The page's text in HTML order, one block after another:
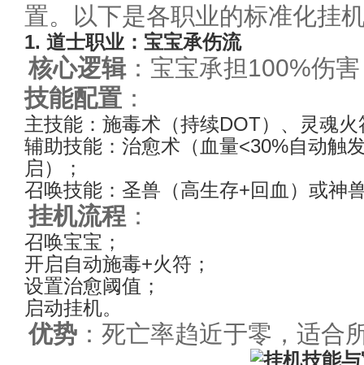
置。以下是各职业的标准化挂
1. 道士职业：宝宝承伤流
核心逻辑：宝宝承担100%伤
技能配置 ：
主技能：施毒术（持续DOT）、灵魂
辅助技能：治愈术（血量<30%自动触
启）；
召唤技能：圣兽（高生存+回血）或神
挂机流程 ：
召唤宝宝；
开启自动施毒+火符；
设置治愈阈值；
启动挂机。
优势：死亡率趋近于零，适合